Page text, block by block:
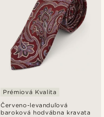
Červeno-levanduľová
baroková hodvábna kravata
Prémiová Kvalita